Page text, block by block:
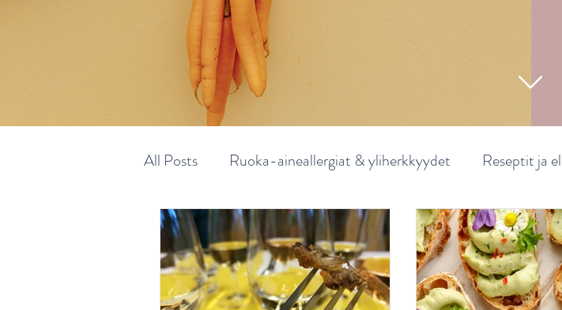
All Posts Ruoka-aineallergiat & yliherkkyydet Reseptit ja
Liikkujan ja urheilijan ravitsemus Ruoka ja mieli
Painonhallinta ja elintavat Ravitsemus raskaus- ja